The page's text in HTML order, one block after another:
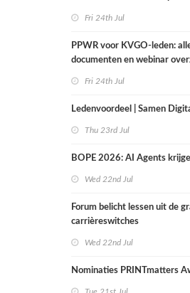
Fri 24th Jul
PPWR voor KVGO-leden:
documenten en webinar
Fri 24th Jul
Ledenvoordeel | Samen
Thu 23rd Jul
BOPE 2026: AI Agents
Wed 22nd Jul
Forum belicht lessen uit de
carrièreswitches
Wed 22nd Jul
Nominaties PRINTmatters